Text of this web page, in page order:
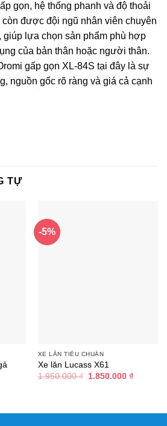
gọn, hệ thống phanh và độ thoải
còn được đội ngũ nhân viên chuyên
giúp lựa chọn sản phẩm phù hợp
của bản thân hoặc người thân.
gấp gọn XL-84S tại đây là sự
nguồn gốc rõ ràng và giá cả cạnh
TỰ
-5%
XE LĂN TIÊU CHUẨN
Xe lăn Lucass X61
1.950.000₫
Giá
1.850.000 ₫Giá